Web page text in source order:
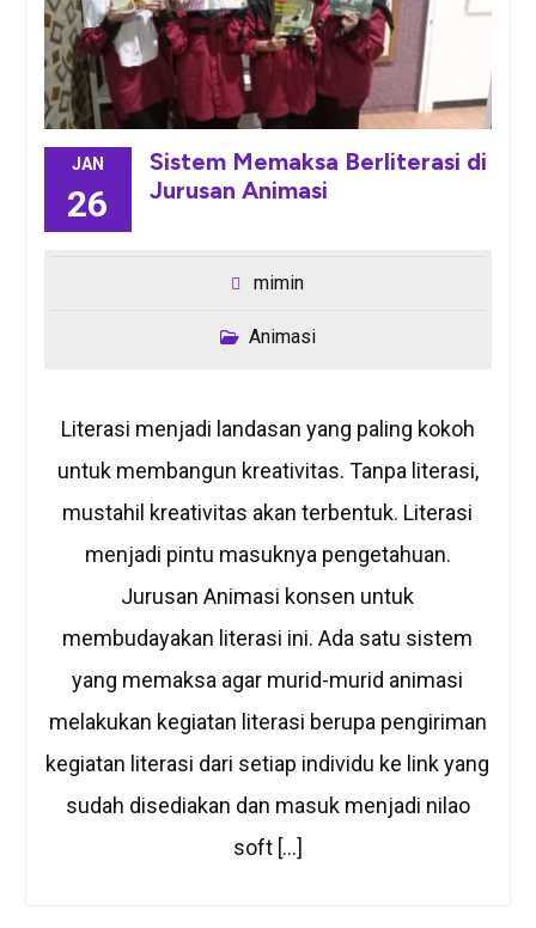
JAN
26
Sistem Memaksa Berliterasi di
Jurusan Animasi
mimin
Animasi
Literasi menjadi landasan yang paling kokoh
untuk membangun kreativitas. Tanpa literasi,
mustahil kreativitas akan terbentuk. Literasi
menjadi pintu masuknya pengetahuan.
Jurusan Animasi konsen untuk
membudayakan literasi ini. Ada satu sistem
yang memaksa agar murid-murid animasi
melakukan kegiatan literasi berupa pengiriman
kegiatan literasi dari setiap individu ke link yang
sudah disediakan dan masuk menjadi nilao
soft […]